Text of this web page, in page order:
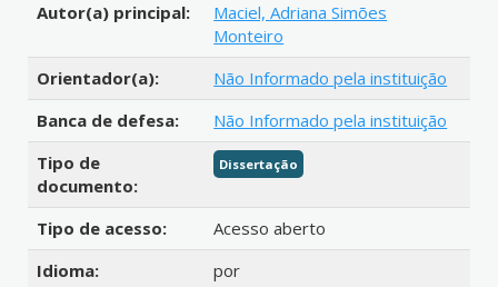
Autor(a) principal:
Maciel, Adriana Simões
Monteiro
Orientador(a):
Não Informado pela instituição
Banca de defesa:
Não Informado pela instituição
Tipo de
documento:
Dissertação
Tipo de acesso:
Acesso aberto
Idioma:
por